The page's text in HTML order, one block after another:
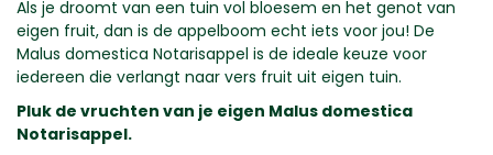
Als je droomt van een tuin vol bloesem en het genot van
eigen fruit, dan is de appelboom echt iets voor jou! De
Malus domestica Notarisappel is de ideale keuze voor
iedereen die verlangt naar vers fruit uit eigen tuin.
Pluk de vruchten van je eigen Malus domestica
Notarisappel.